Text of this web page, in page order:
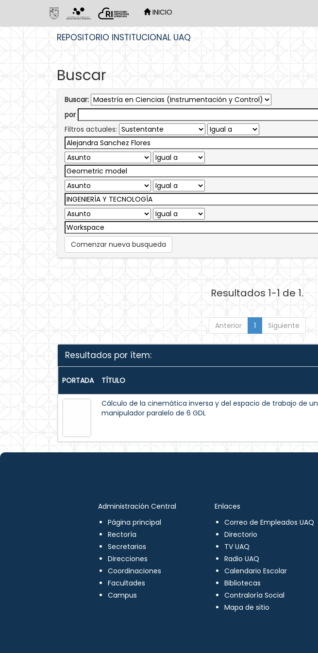
INICIO
REPOSITORIO INSTITUCIONAL UAQ
Buscar
Buscar:
por
Filtros actuales:
Comenzar nueva busqueda
Resultados 1-1 de 1.
Anterior 1 Siguiente
Resultados por ítem:
PORTADA TÍTULO
Cálculo de la cinemática inversa y del espacio de trabajo de un
manipulador paralelo de 6 GDL
Administración Central
Página principal
Rectoría
Secretarios
Direcciones
Coordinaciones
Facultades
Campus
Enlaces
Correo de Empleados UAQ
Directorio
TV UAQ
Radio UAQ
Calendario Escolar
Bibliotecas
Contraloría Social
Mapa de sitio